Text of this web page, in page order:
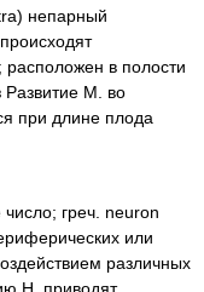
непарный
в полости
Развитие М. во
при длине плода
греч. neuron
или
различных